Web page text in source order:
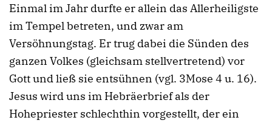
Einmal im Jahr durfte er allein das Allerheiligste
im Tempel betreten, und zwar am
Versöhnungstag. Er trug dabei die Sünden des
ganzen Volkes (gleichsam stellvertretend) vor
Gott und ließ sie entsühnen (vgl. 3Mose 4 u. 16).
Jesus wird uns im Hebräerbrief als der
Hohepriester schlechthin vorgestellt, der ein